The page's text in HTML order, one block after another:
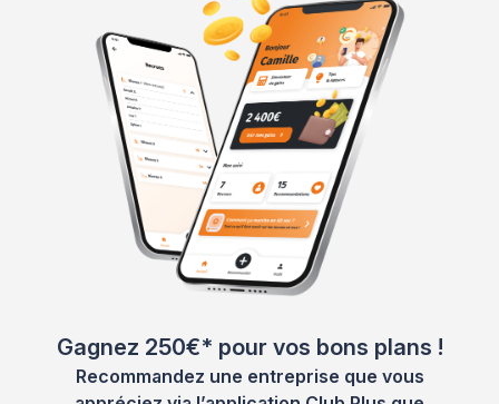
Gagnez 250€* pour vos bons plans !
Recommandez une entreprise que vous